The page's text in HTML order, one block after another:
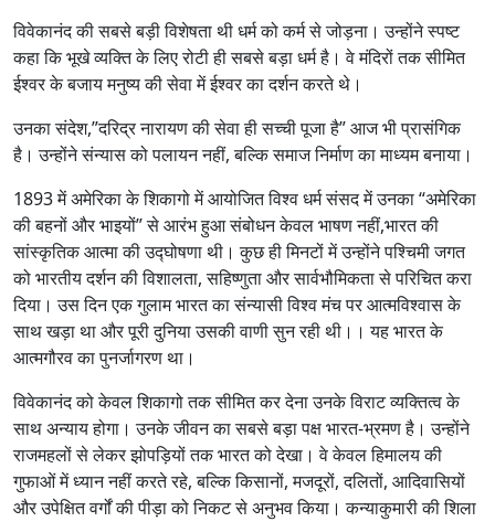
विवेकानंद की सबसे बड़ी विशेषता थी धर्म को कर्म से जोड़ना। उन्होंने स्पष्ट
कहा कि भूखे व्यक्ति के लिए रोटी ही सबसे बड़ा धर्म है। वे मंदिरों तक सीमित
ईश्वर के बजाय मनुष्य की सेवा में ईश्वर का दर्शन करते थे।
उनका संदेश,”दरिद्र नारायण की सेवा ही सच्ची पूजा है” आज भी प्रासंगिक
है। उन्होंने संन्यास को पलायन नहीं, बल्कि समाज निर्माण का माध्यम बनाया।
1893 में अमेरिका के शिकागो में आयोजित विश्व धर्म संसद में उनका “अमेरिका
की बहनों और भाइयों” से आरंभ हुआ संबोधन केवल भाषण नहीं,भारत की
सांस्कृतिक आत्मा की उद्घोषणा थी। कुछ ही मिनटों में उन्होंने पश्चिमी जगत
को भारतीय दर्शन की विशालता, सहिष्णुता और सार्वभौमिकता से परिचित करा
दिया। उस दिन एक गुलाम भारत का संन्यासी विश्व मंच पर आत्मविश्वास के
साथ खड़ा था और पूरी दुनिया उसकी वाणी सुन रही थी।। यह भारत के
आत्मगौरव का पुनर्जागरण था।
विवेकानंद को केवल शिकागो तक सीमित कर देना उनके विराट व्यक्तित्व के
साथ अन्याय होगा। उनके जीवन का सबसे बड़ा पक्ष भारत-भ्रमण है। उन्होंने
राजमहलों से लेकर झोपड़ियों तक भारत को देखा। वे केवल हिमालय की
गुफाओं में ध्यान नहीं करते रहे, बल्कि किसानों, मजदूरों, दलितों, आदिवासियों
और उपेक्षित वर्गों की पीड़ा को निकट से अनुभव किया। कन्याकुमारी की शिला